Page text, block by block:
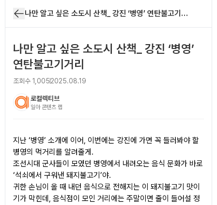
나만 알고 싶은 소도시 산책_ 강진 ‘병영’ 연탄불고기거리
나만 알고 싶은 소도시 산책_ 강진 ‘병영’
연탄불고기거리
조회수 1,0052025.08.19
로컬렉티브
일아 콘텐츠 랩
아티클 본문
지난 ‘병영’ 소개에 이어, 이번에는 강진에 가면 꼭 들러봐야 할
병영의 먹거리를 알려줄게.
조선시대 군사들이 모였던 병영에서 내려오는 음식 문화가 바로
‘석쇠에서 구워낸 돼지불고기’야.
귀한 손님이 올 때 내던 음식으로 전해지는 이 돼지불고기 맛이
기가 막힌데, 음식점이 모인 거리에는 주말이면 줄이 들어설 정